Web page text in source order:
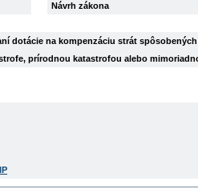
Návrh zákona
dotácie na kompenzáciu strát
prírodnou katastrofou alebo